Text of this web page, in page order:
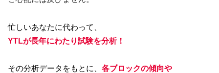
忙しいあなたに代わって、
YTLが長年にわたり試験を分析！
その分析データをもとに、 各ブロックの傾向や